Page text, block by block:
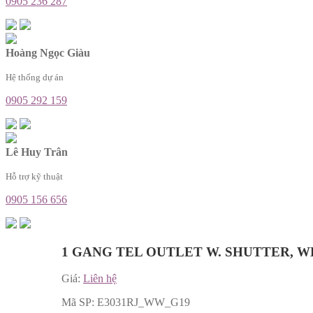
Hoàng Ngọc Giàu
Hệ thống dự án
0905 292 159
Lê Huy Trân
Hỗ trợ kỹ thuật
0905 156 656
1 GANG TEL OUTLET W. SHUTTER,
Giá: Liên hệ
Mã SP: E3031RJ_WW_G19